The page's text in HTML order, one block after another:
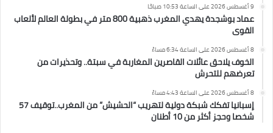
9 أغسطس 2026 على الساعة 10:53 صباحًا
عماد بوشجدة يهدي المغرب ذهبية 800 متر في بطولة العالم لألعاب
القوى
8 أغسطس 2026 على الساعة 6:34 مساءً
الخوف يلاحق عائلات القاصرين المغاربة في سبتة.. وتحذيرات من
تعرضهم للتحرش
8 أغسطس 2026 على الساعة 4:43 مساءً
إسبانيا تفكك شبكة دولية لتهريب “الحشيش” من المغرب..توقيف 57
شخصا وحجز أكثر من 10 أطنان